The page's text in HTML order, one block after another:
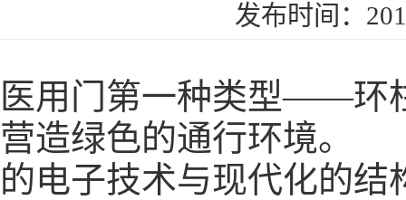
发布时间：
医用门第一种类型——环
营造绿色的通行环境。
的电子技术与现代化的